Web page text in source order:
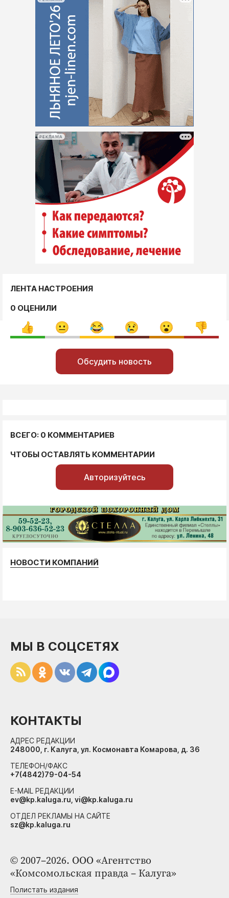
РЕКЛАМА
ЛЕНТА НАСТРОЕНИЯ
0 ОЦЕНИЛИ
Обсудить новость
ВСЕГО: 0 КОММЕНТАРИЕВ
ЧТОБЫ ОСТАВЛЯТЬ КОММЕНТАРИИ
Авторизуйтесь
НОВОСТИ КОМПАНИЙ
© 2007–2026. ООО «Агентство
«Комсомольская правда – Калуга»
Полистать издания
МЫ В СОЦСЕТЯХ
КОНТАКТЫ
АДРЕС РЕДАКЦИИ
248000, г. Калуга, ул. Космонавта Комарова, д. 36
ТЕЛЕФОН/ФАКС
+7(4842)79-04-54
E-MAIL РЕДАКЦИИ
ev@kp.kaluga.ru, vi@kp.kaluga.ru
ОТДЕЛ РЕКЛАМЫ НА САЙТЕ
sz@kp.kaluga.ru